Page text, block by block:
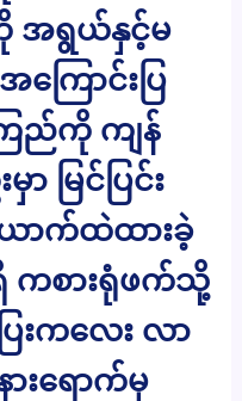
အရွယ်နှင့်မ
ောင်းပြ
ြည်ကို ကျန်
မြင်ပြင်း
ာက်ထဲထားခဲ့
ကစားရုံဖက်သို့
ေးကလေး လာ
းရောက်မှ